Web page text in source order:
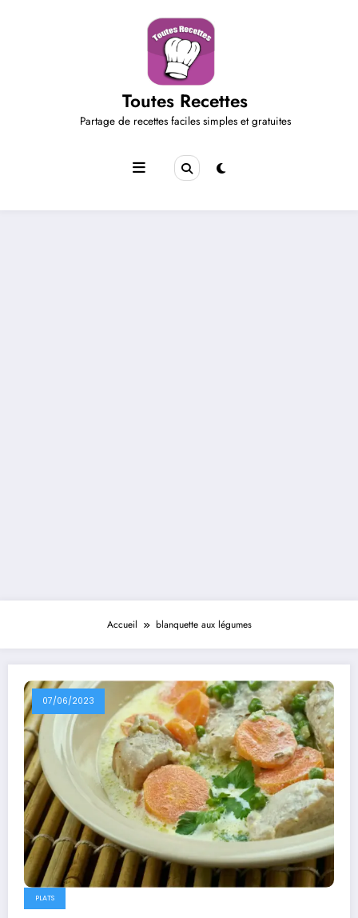
Toutes Recettes
Partage de recettes faciles simples et gratuites
Accueil blanquette aux légumes
07/06/2023
PLATS